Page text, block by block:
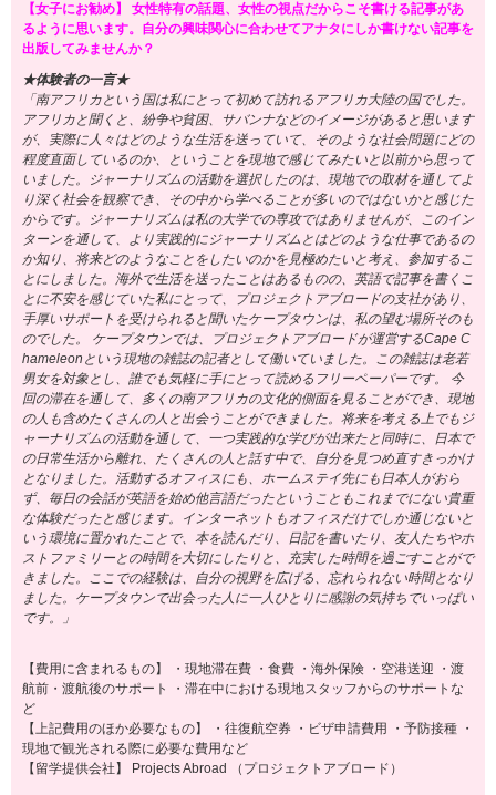
【女子にお勧め】 女性特有の話題、女性の視点だからこそ書ける記事があ
るように思います。自分の興味関心に合わせてアナタにしか書けない記事を
出版してみませんか？
★体験者の一言★
「南アフリカという国は私にとって初めて訪れるアフリカ大陸の国でした。
アフリカと聞くと、紛争や貧困、サバンナなどのイメージがあると思います
が、実際に人々はどのような生活を送っていて、そのような社会問題にどの
程度直面しているのか、ということを現地で感じてみたいと以前から思って
いました。ジャーナリズムの活動を選択したのは、現地での取材を通してよ
り深く社会を観察でき、その中から学べることが多いのではないかと感じた
からです。ジャーナリズムは私の大学での専攻ではありませんが、このイン
ターンを通して、より実践的にジャーナリズムとはどのような仕事であるの
か知り、将来どのようなことをしたいのかを見極めたいと考え、参加するこ
とにしました。海外で生活を送ったことはあるものの、英語で記事を書くこ
とに不安を感じていた私にとって、プロジェクトアブロードの支社があり、
手厚いサポートを受けられると聞いたケープタウンは、私の望む場所そのも
のでした。 ケープタウンでは、プロジェクトアブロードが運営するCape C
hameleonという現地の雑誌の記者として働いていました。この雑誌は老若
男女を対象とし、誰でも気軽に手にとって読めるフリーペーパーです。 今
回の滞在を通して、多くの南アフリカの文化的側面を見ることができ、現地
の人も含めたくさんの人と出会うことができました。将来を考える上でもジ
ャーナリズムの活動を通して、一つ実践的な学びが出来たと同時に、日本で
の日常生活から離れ、たくさんの人と話す中で、自分を見つめ直すきっかけ
となりました。活動するオフィスにも、ホームステイ先にも日本人がおら
ず、毎日の会話が英語を始め他言語だったということもこれまでにない貴重
な体験だったと感じます。インターネットもオフィスだけでしか通じないと
いう環境に置かれたことで、本を読んだり、日記を書いたり、友人たちやホ
ストファミリーとの時間を大切にしたりと、充実した時間を過ごすことがで
きました。ここでの経験は、自分の視野を広げる、忘れられない時間となり
ました。ケープタウンで出会った人に一人ひとりに感謝の気持ちでいっぱい
です。」
【費用に含まれるもの】 ・現地滞在費 ・食費 ・海外保険 ・空港送迎 ・渡
航前・渡航後のサポート ・滞在中における現地スタッフからのサポートな
ど
【上記費用のほか必要なもの】 ・往復航空券 ・ビザ申請費用 ・予防接種 ・
現地で観光される際に必要な費用など
【留学提供会社】 Projects Abroad （プロジェクトアブロード）